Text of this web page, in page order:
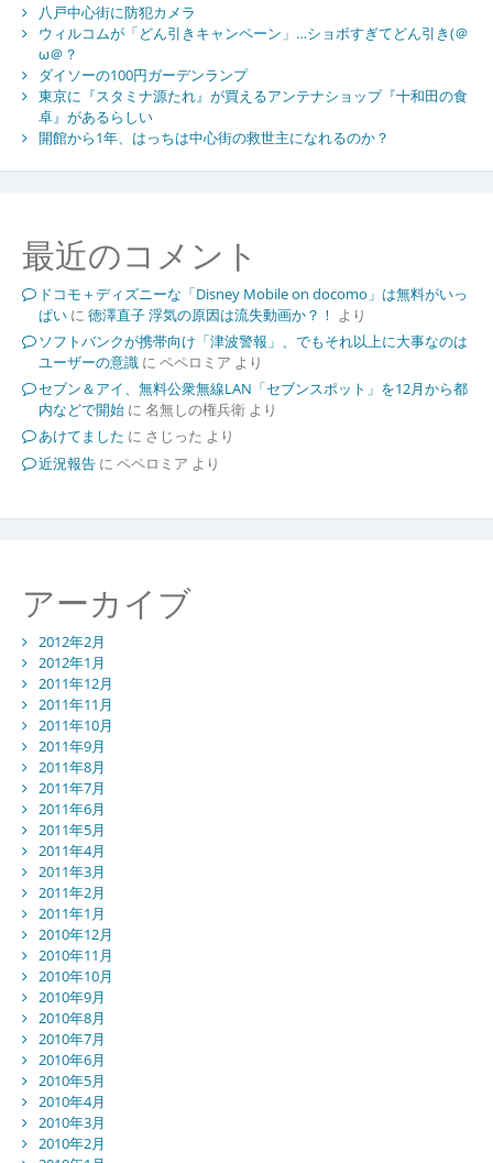
八戸中心街に防犯カメラ
ウィルコムが「どん引きキャンペーン」…ショボすぎてどん引き(＠
ω＠？
ダイソーの100円ガーデンランプ
東京に『スタミナ源たれ』が買えるアンテナショップ『十和田の食
卓』があるらしい
開館から1年、はっちは中心街の救世主になれるのか？
最近のコメント
ドコモ＋ディズニーな「Disney Mobile on docomo」は無料がいっ
ぱいに 徳澤直子 浮気の原因は流失動画か？！ より
ソフトバンクが携帯向け「津波警報」、でもそれ以上に大事なのは
ユーザーの意識に ペペロミア より
セブン＆アイ、無料公衆無線LAN「セブンスポット」を12月から都
内などで開始に 名無しの権兵衛より
あけてました に さじった より
近況報告に ペペロミア より
アーカイブ
2012年2月
2012年1月
2011年12月
2011年11月
2011年10月
2011年9月
2011年8月
2011年7月
2011年6月
2011年5月
2011年4月
2011年3月
2011年2月
2011年1月
2010年12月
2010年11月
2010年10月
2010年9月
2010年8月
2010年7月
2010年6月
2010年5月
2010年4月
2010年3月
2010年2月